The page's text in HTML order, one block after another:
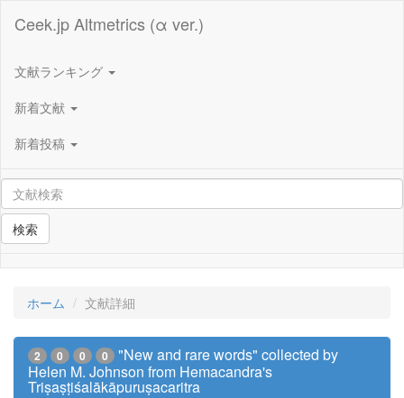
Ceek.jp Altmetrics (α ver.)
文献ランキング
新着文献
新着投稿
検索
ホーム 文献詳細
2 0 0 0
"New and rare words" collected by
Helen M. Johnson from Hemacandra's
Triṣaṣṭiśalākāpuruṣacaritra